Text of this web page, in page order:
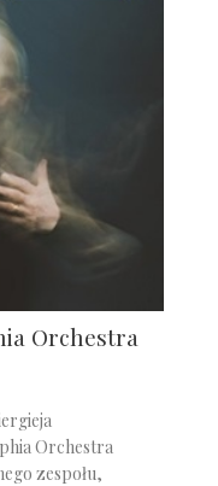
Orchestra
Orchestra
zespołu,